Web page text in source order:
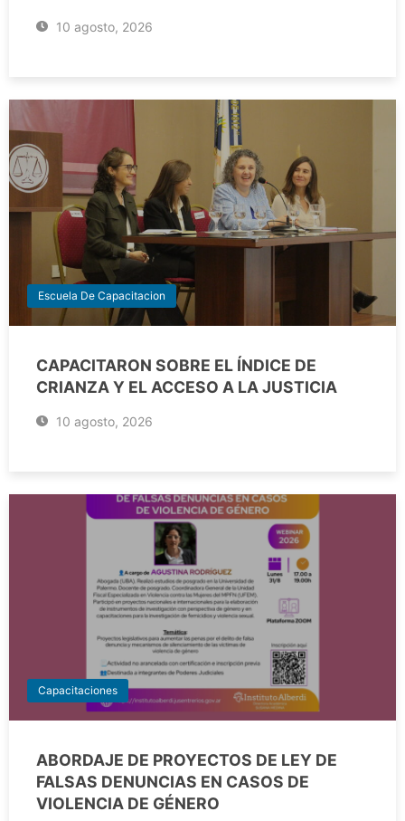
10 agosto, 2026
Escuela De Capacitacion
CAPACITARON SOBRE EL ÍNDICE DE
CRIANZA Y EL ACCESO A LA JUSTICIA
10 agosto, 2026
Capacitaciones
ABORDAJE DE PROYECTOS DE LEY DE
FALSAS DENUNCIAS EN CASOS DE
VIOLENCIA DE GÉNERO